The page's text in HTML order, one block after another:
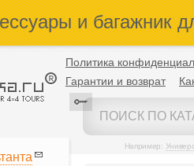
и багажник
Политика
Гарантии и возврат
Например: